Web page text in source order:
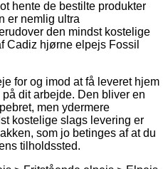
hente de bestilte produkter
er nemlig ultra
den mindst kostelige
Cadiz hjørne elpejs Fossil
for og imod at få leveret hjem
dit arbejde. Den bliver en
men ydermere
kostelige slags levering er
som jo betinges af at du
tilholdssted.